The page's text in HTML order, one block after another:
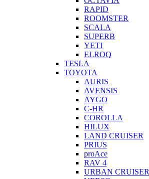
RAPID
ROOMSTER
SCALA
SUPERB
YETI
ELROQ
TESLA
TOYOTA
AURIS
AVENSIS
AYGO
C-HR
COROLLA
HILUX
LAND CRUISER
PRIUS
proAce
RAV 4
URBAN CRUISER